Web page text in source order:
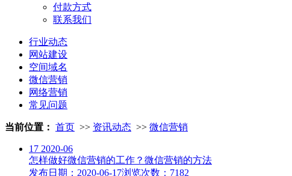
付款方式
联系我们
行业动态
网站建设
空间域名
微信营销
网络营销
常见问题
当前位置： 首页 >> 资讯动态 >> 微信营销
17 2020-06
怎样做好微信营销的工作？微信营销的方法
发布日期：2020-06-17浏览次数：7182